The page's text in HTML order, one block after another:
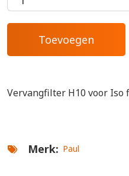
Vervangfilter H10 voor Iso
Merk Paul